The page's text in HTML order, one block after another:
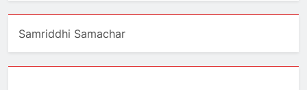
Samriddhi Samachar